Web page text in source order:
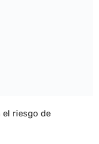
el riesgo de